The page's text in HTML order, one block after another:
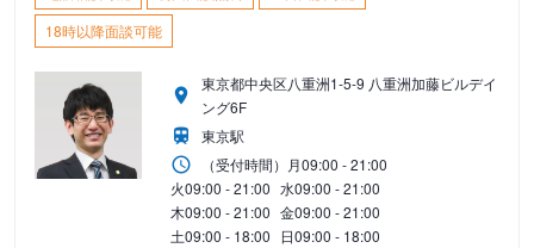
18時以降面談可能
東京都中央区八重洲1-5-9 八重洲加藤ビルデイ
ング6F
東京駅
（受付時間） 月09:00 - 21:00
火09:00 - 21:00 水09:00 - 21:00
木09:00 - 21:00 金09:00 - 21:00
土09:00 - 18:00 日09:00 - 18:00